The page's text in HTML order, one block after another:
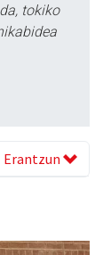
tokiko
Erantzun